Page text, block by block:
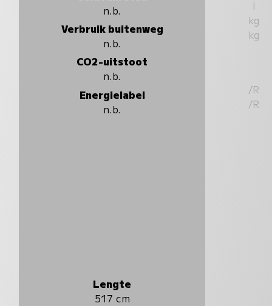
n.b.
Verbruik buitenweg
n.b.
CO2-uitstoot
n.b.
Energielabel
n.b.
Lengte
517 cm
l
kg
kg
/R
/R